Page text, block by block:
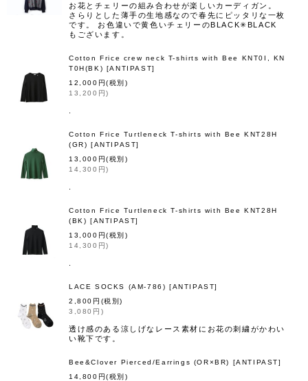
お花とチェリーの組み合わせが楽しいカーディガン。
さらりとした薄手の生地感なので春先にピッタリな一枚
です。 お色違いで黄色いチェリーのBLACK✳︎BLACK
もございます。
Cotton Frice crew neck T-shirts with Bee KNT0I, KN
T0H(BK) [ANTIPAST]
12,000 円(税別)
13,200 円)
Cotton Frice Turtleneck T-shirts with Bee KNT28H
(GR) [ANTIPAST]
13,000 円(税別)
14,300 円)
Cotton Frice Turtleneck T-shirts with Bee KNT28H
(BK) [ANTIPAST]
13,000 円(税別)
14,300 円)
LACE SOCKS (AM-786) [ANTIPAST]
2,800 円 (税別)
3,080 円 )
透け感のある涼しげなレース素材にお花の刺繍がかわい
い靴下です。
Bee&Clover Pierced/Earrings (OR×BR) [ANTIPAST]
14,800 円(税別)